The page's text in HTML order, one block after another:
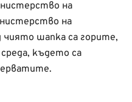
на
на
шапка са горите,
където са